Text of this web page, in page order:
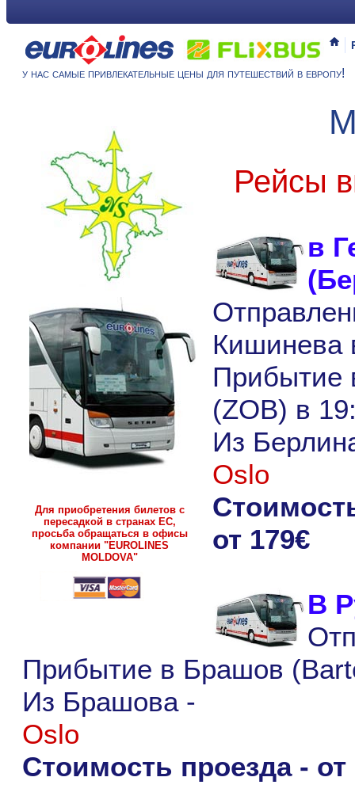
у нас самые привлекательные цены для путешествий в европу!
Для приобретения билетов с
пересадкой в странах ЕС,
просьба обращаться в офисы
компании "EUROLINES
MOLDOVA"
Рейсы
в
Кишинева
Прибытие
(ZOB) в
Из
Oslo
от 179€
B
Прибытие в Брашов
Из Брашова -
Oslo
Стоимость проезда - от